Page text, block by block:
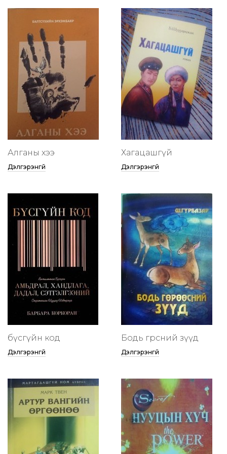
Алганы хээ
Дэлгэрэнгүй
Хагацашгүй
Дэлгэрэнгүй
бүсгүйн код
Дэлгэрэнгүй
Бодь гөрөөсний зүүд
Дэлгэрэнгүй